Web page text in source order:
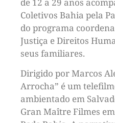
Coletivos Bahia pela
do programa
Justiça e Direitos
seus familiares.
Dirigido por Marcos
Arrocha” é um
ambientado em
Gran Maître Filmes